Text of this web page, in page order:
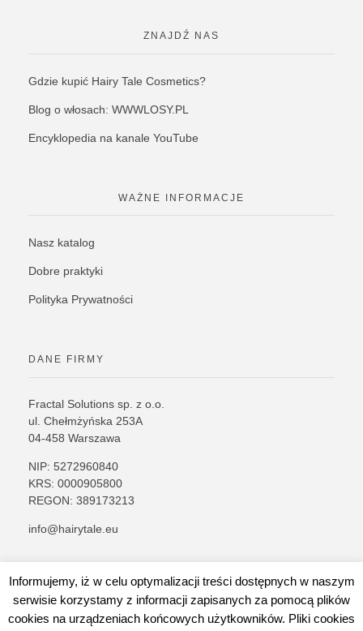
ZNAJDŹ NAS
Gdzie kupić Hairy Tale Cosmetics?
Blog o włosach: WWWLOSY.PL
Encyklopedia na kanale YouTube
WAŻNE INFORMACJE
Nasz katalog
Dobre praktyki
Polityka Prywatności
DANE FIRMY
Fractal Solutions sp. z o.o.
ul. Chełmżyńska 253A
04-458 Warszawa
NIP: 5272960840
KRS: 0000905800
REGON: 389173213
info@hairytale.eu
Informujemy, iż w celu optymalizacji treści dostępnych w naszym
serwisie korzystamy z informacji zapisanych za pomocą plików
cookies na urządzeniach końcowych użytkowników. Pliki cookies